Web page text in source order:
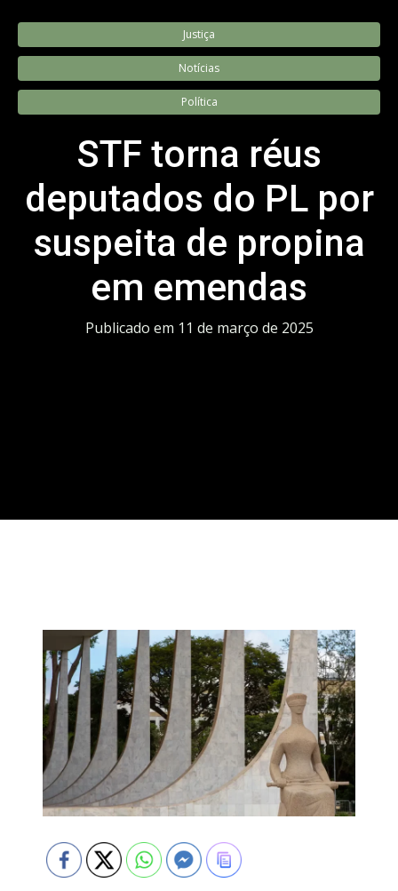
Justiça
Notícias
Política
STF torna réus
deputados do PL por
suspeita de propina
em emendas
Publicado em 11 de março de 2025